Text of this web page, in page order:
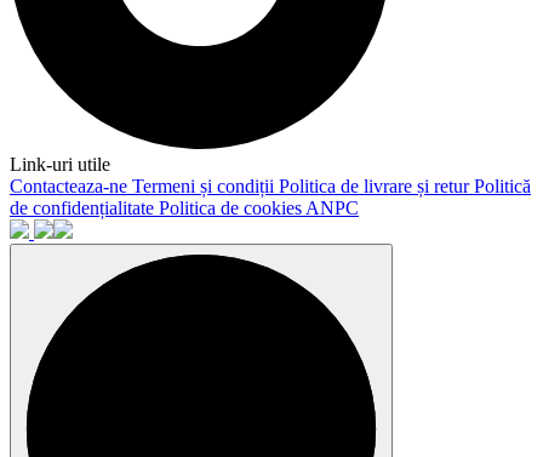
Link-uri utile
Contacteaza-ne Termeni și condiții Politica de livrare și returPolitică
de confidențialitate Politica de cookies ANPC